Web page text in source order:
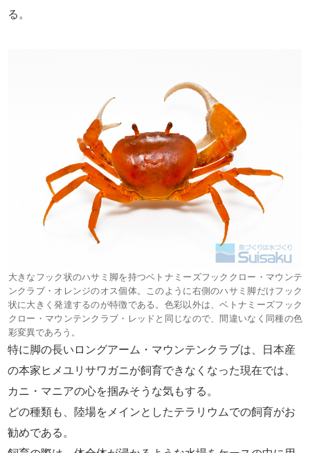
る。
大きなフック状のハサミ脚を持つベトナミーズフッククロー・マウンテ
ンクラブ・オレンジのオス個体。このように右側のハサミ脚だけフック
状に大きく発達するのが特徴である。色彩以外は、ベトナミーズフック
クロー・マウンテンクラブ・レッドと同じなので、間違いなく同種の色
彩変異であろう。
特に脚の長いロングアーム・マウンテンクラブは、日本産
の本家ヒメユリサワガニが飼育できなくなった現在では、
カニ・マニアの心を掴みそうな気もする。
どの種類も、陸場をメインとしたテラリウムでの飼育がお
勧めである。